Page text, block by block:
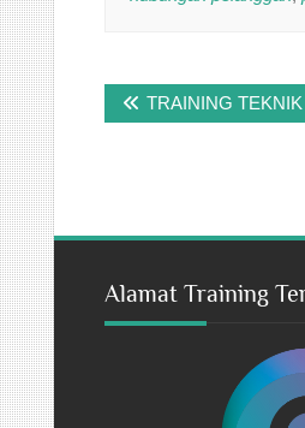
Post
navigation
TRAINING
Alamat Training